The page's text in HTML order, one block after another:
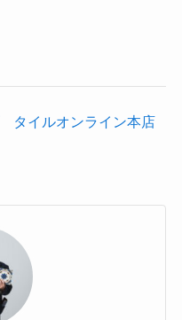
タイルオンライン本店